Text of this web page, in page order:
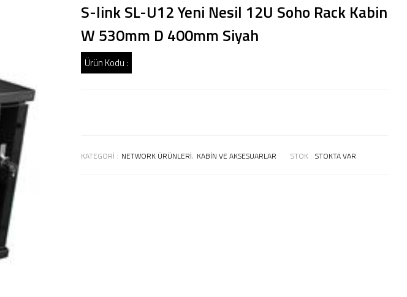
S-link SL-U12 Yeni Nesil 12U Soho Rack Kabin
W 530mm D 400mm Siyah
Ürün Kodu :
KATEGORI : NETWORK ÜRÜNLERI, KABIN VE AKSESUARLAR STOK : STOKTA VAR